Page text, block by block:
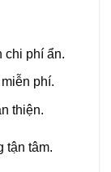
chi phí ẩn.
phí.
thiện.
tận tâm.